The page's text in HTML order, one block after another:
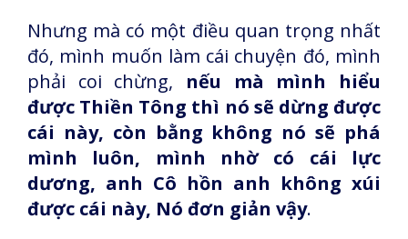
Nhưng mà có một điều quan trọng nhất
đó, mình muốn làm cái chuyện đó, mình
phải coi chừng, nếu mà mình hiểu
được Thiền Tông thì nó sẽ dừng được
cái này, còn bằng không nó sẽ phá
mình luôn, mình nhờ có cái lực
dương, anh Cô hồn anh không xúi
được cái này, Nó đơn giản vậy.